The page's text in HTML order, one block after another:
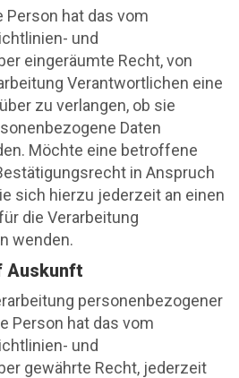
hat das vom
und
eingeräumte Recht, von
Verantwortlichen eine
zu verlangen, ob sie
Daten
Möchte eine betroffene
in Anspruch
sich hierzu jederzeit an einen
die Verarbeitung
wenden.
personenbezogener
Person hat das vom
und
gewährte Recht, jederzeit